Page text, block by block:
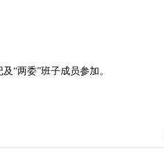
“两委”班子成员参加。